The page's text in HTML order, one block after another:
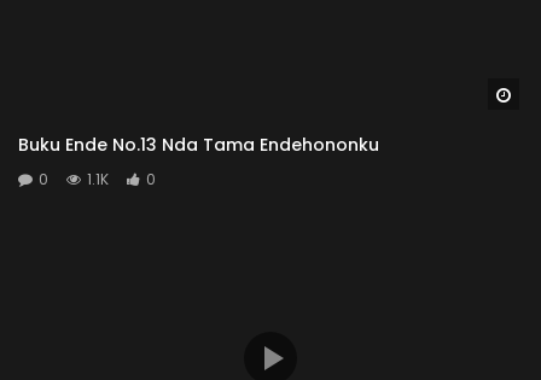
Buku Ende No.13 Nda Tama Endehononku
0 1.1K 0